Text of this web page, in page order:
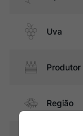
Uva
Produtor
Região